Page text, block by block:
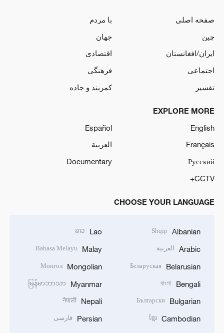
صفحه اصلی
با مردم
چین
جهان
ایران/افغانستان
اقتصادی
اجتماعی
فرهنگی
تفسیر
کمربند و جاده
EXPLORE MORE
English
Español
Français
العربية
Русский
Documentary
CCTV+
CHOOSE YOUR LANGUAGE
Albanian
Shqip
Arabic العربية
Belarusian
Беларуская
Bengali
বাংলা
Bulgarian
Български
Cambodian
ខ្មែរ
Lao
ລາວ
Malay
Bahasa Melayu
Mongolian
Монгол
Myanmar
မြန်မာဘာသာ
Nepali
नेपाली
Persian فارسی